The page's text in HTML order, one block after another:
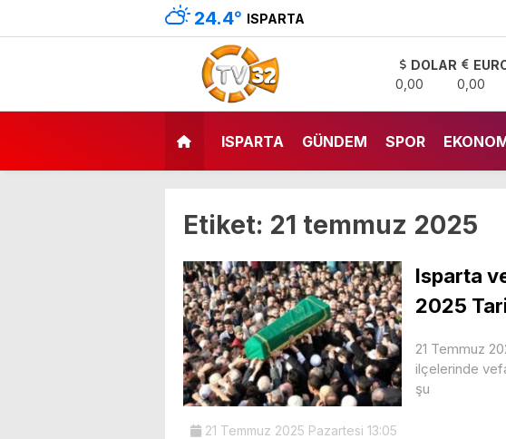
24.4° ISPARTA
DOLAR
0,00
0,00
ISPARTA GÜNDEM SPOR
Etiket: 21 temmuz 2025
Isparta
2025
21 Temmuz
ilçelerinde
şu
21 Temmuz 2025 Pazartesi 13:05